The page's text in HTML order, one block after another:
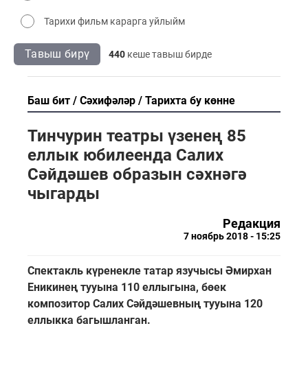
Тарихи фильм карарга уйлыйм
Тавыш бирү 440 кеше тавыш бирде
Баш бит Сәхифәләр Тарихта бу көнне
Тинчурин театры үзенең 85
еллык юбилеенда Салих
Сәйдәшев образын сәхнәгә
чыгарды
Редакция
7 ноябрь 2018 - 15:25
Спектакль күренекле татар язучысы Әмирхан
Еникинең тууына 110 еллыгына, бөек
композитор Салих Сәйдәшевның тууына 120
еллыкка багышланган.